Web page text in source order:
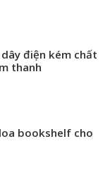
điện kém chất
thanh
bookshelf cho